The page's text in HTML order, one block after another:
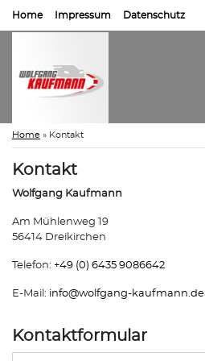
Home Impressum Datenschutz
Home » Kontakt
Kontakt
Wolfgang Kaufmann
Am Mühlenweg 19
56414 Dreikirchen
Telefon: +49 (0) 6435 9086642
E-Mail: info@wolfgang-kaufmann.de
Kontaktformular